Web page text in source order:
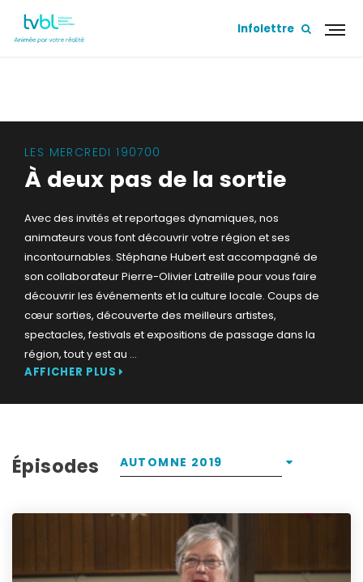
Infolettre
LES MERCREDI 190700
À deux pas de la sortie
Avec des invités et reportages dynamiques, nos
animateurs vous font découvrir votre région et ses
incontournables. Stéphane Hubert est accompagné de
son collaborateur Pierre-Olivier Latreille pour vous faire
découvrir les événements et la culture locale. Coups de
cœur sorties, découverte des meilleurs artistes,
spectacles, festivals et expositions de passage dans la
région, tout y est au ...
AFFICHER PLUS
Épisodes AUTOMNE 2019